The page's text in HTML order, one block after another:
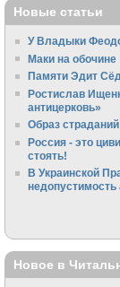
Новые статьи
У Владыки
Маки на обочине
Памяти Эдит
Ростислав
антицерковь»
Образ
Россия - это
стоять!
В Украинской
недопустимость
Новое в